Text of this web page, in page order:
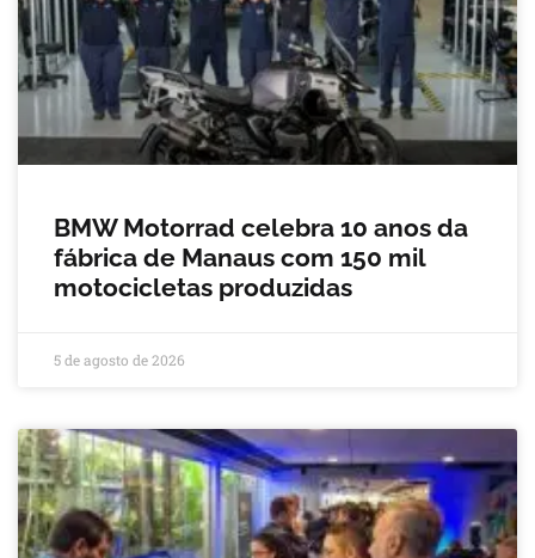
BMW Motorrad celebra 10 anos da
fábrica de Manaus com 150 mil
motocicletas produzidas
5 de agosto de 2026